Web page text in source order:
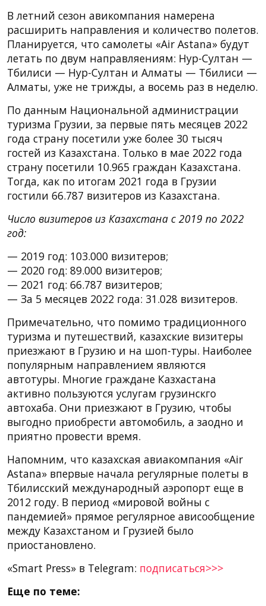
В летний сезон авикомпания намерена
расширить направления и количество полетов.
Планируется, что самолеты «Air Astana» будут
летать по двум направляениям: Нур-Султан —
Тбилиси — Нур-Султан и Алматы — Тбилиси —
Алматы, уже не трижды, а восемь раз в неделю.
По данным Национальной администрации
туризма Грузии, за первые пять месяцев 2022
года страну посетили уже более 30 тысяч
гостей из Казахстана. Только в мае 2022 года
страну посетили 10.965 граждан Казахстана.
Тогда, как по итогам 2021 года в Грузии
гостили 66.787 визитеров из Казахстана.
Число визитеров из Казахстана с 2019 по 2022
год:
— 2019 год: 103.000 визитеров;
— 2020 год: 89.000 визитеров;
— 2021 год: 66.787 визитеров;
— За 5 месяцев 2022 года: 31.028 визитеров.
Примечательно, что помимо традиционного
туризма и путешествий, казахские визитеры
приезжают в Грузию и на шоп-туры. Наиболее
популярным направлением являются
автотуры. Многие граждане Казхастана
активно пользуются услугам грузинскго
автохаба. Они приезжают в Грузию, чтобы
выгодно приобрести автомобиль, а заодно и
приятно провести время.
Напомним, что казахская авиакомпания «Air
Astana» впервые начала регулярные полеты в
Тбилисский международный аэропорт еще в
2012 году. В период «мировой войны с
пандемией» прямое регулярное ависообщение
между Казахстаном и Грузией было
приостановлено.
«Smart Press» в Telegram: подписаться>>>
Еще по теме: